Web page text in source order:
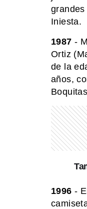
Iniesta.
1987 -
Ortiz
de la
años,
1996 -